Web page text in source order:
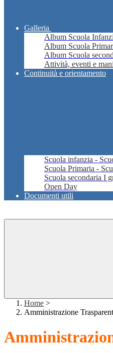
Galleria
Album Scuola
Album Scuola
Album Scuola
Attività, eventi e
Continuità e orientamento
Scuola infanzia -
Scuola Primaria -
Scuola secondaria I
Open Day
Documenti utili
Home >
Amministrazione